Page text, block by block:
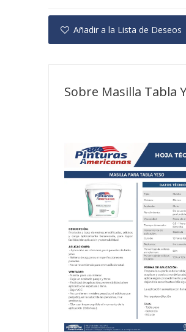
Añadir a la Lista de Deseos
Sobre Masilla Tabla